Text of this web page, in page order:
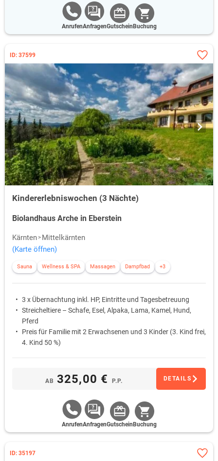
AnrufenAnfragenGutschein Buchung
ID: 37599
Kindererlebniswochen (3 Nächte)
Biolandhaus Arche in Eberstein
Kärnten
Mittelkärnten
(Karte öffnen)
Sauna Wellness & SPA Massagen Dampfbad +3
3 x Übernachtung inkl. HP, Eintritte und Tagesbetreuung
Streicheltiere – Schafe, Esel, Alpaka, Lama, Kamel, Hund,
Pferd
Preis für Familie mit 2 Erwachsenen und 3 Kinder (3. Kind frei,
4. Kind 50 %)
AB 325,00 € P.P. DETAILS
AnrufenAnfragenGutschein Buchung
ID: 35197